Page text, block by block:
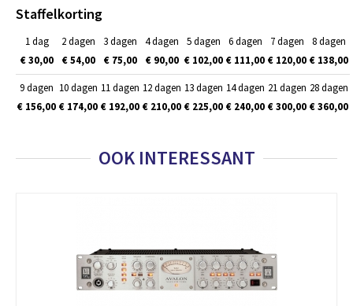
Staffelkorting
1 dag
€ 30,00
2 dagen
€ 54,00
3 dagen
€ 75,00
4 dagen
€ 90,00
5 dagen
€ 102,00
6 dagen
€ 111,00
7 dagen
€ 120,00
8 dagen
€ 138,00
9 dagen
€ 156,00
10 dagen
€ 174,00
11 dagen
€ 192,00
12 dagen
€ 210,00
13 dagen
€ 225,00
14 dagen
€ 240,00
21 dagen
€ 300,00
28 dagen
€ 360,00
OOK INTERESSANT